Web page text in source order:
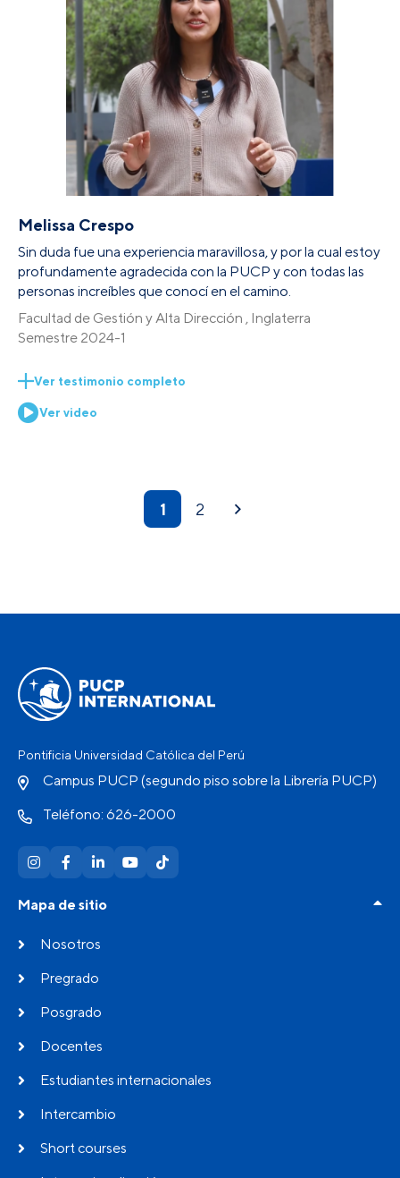
Melissa Crespo
Sin duda fue una experiencia maravillosa, y por la cual estoy
profundamente agradecida con la PUCP y con todas las
personas increíbles que conocí en el camino.
Facultad de Gestión y Alta Dirección , Inglaterra
Semestre 2024-1
Ver testimonio completo
Ver video
1 2
Pontificia Universidad Católica del Perú
Campus PUCP (segundo piso sobre la Librería PUCP)
Teléfono: 626-2000
Mapa de sitio
Nosotros
Pregrado
Posgrado
Docentes
Estudiantes internacionales
Intercambio
Short courses